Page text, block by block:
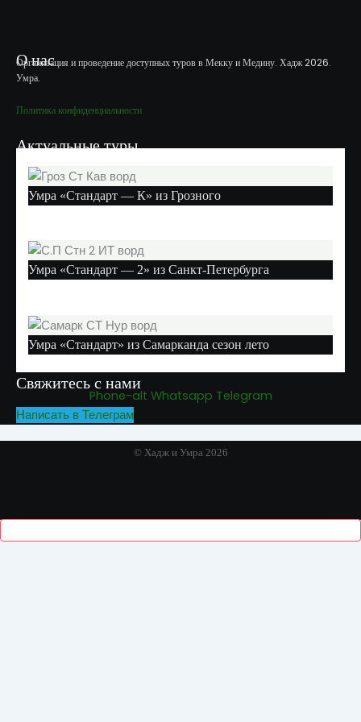
О нас
Организация и проведение доступных туров в Мекку и Медину. Хадж 2026.
Умра.
Политика конфиденциальности
Актуальные туры
Умра «Стандарт — К» из Грозного
Умра «Стандарт — 2» из Санкт-Петербурга
Умра «Стандарт» из Самарканда сезон лето
Свяжитесь с нами
Phone-alt Whatsapp Telegram
Написать в Телеграм
© Хадж и Умра 2026